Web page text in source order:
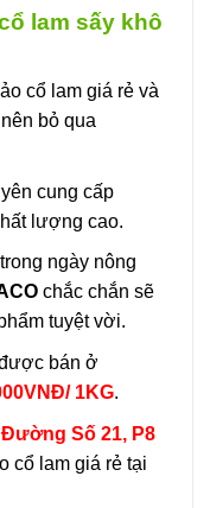
lam sấy khô
cổ lam giá rẻ và
bỏ qua
cung cấp
lượng cao.
ngày nông
chắc chắn sẽ
tuyệt vời.
bán ở
1KG.
Đường Số 21, P8
cổ lam giá rẻ tại